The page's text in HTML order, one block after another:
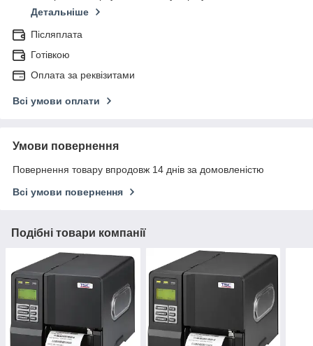
Детальніше
Післяплата
Готівкою
Оплата за реквізитами
Всі умови оплати
Умови повернення
Повернення товару впродовж 14 днів за домовленістю
Всі умови повернення
Подібні товари компанії